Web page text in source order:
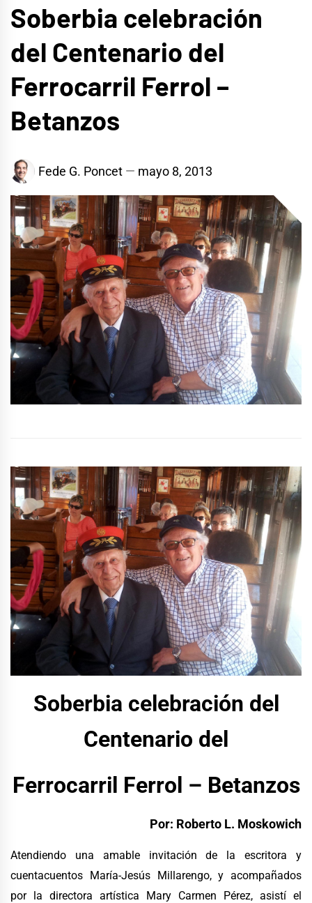
Soberbia celebración
del Centenario del
Ferrocarril Ferrol –
Betanzos
Fede G. Poncet mayo 8, 2013
Soberbia celebración del
Centenario del
Ferrocarril Ferrol – Betanzos
Por: Roberto L. Moskowich
Atendiendo una amable invitación de la escritora y
cuentacuentos María-Jesús Millarengo, y acompañados
por la directora artística Mary Carmen Pérez, asistí el